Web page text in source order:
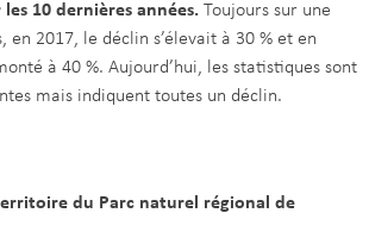
10 dernières années. Toujours sur une
en 2017, le déclin s’élevait à 30 % et en
à 40 %. Aujourd’hui, les statistiques sont
mais indiquent toutes un déclin.
du Parc naturel régional de